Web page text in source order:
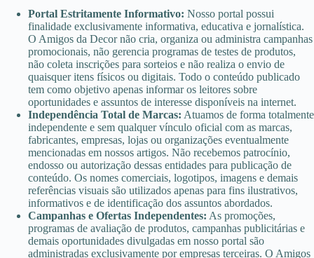
O funcionamento costuma ser bastante simples e intuitivo.
Após preencher algumas informações necessárias, os
sistemas realizam uma análise automática para verificar os
dados informados e gerar um retorno em poucos minutos.
Muitas plataformas modernas utilizam tecnologias avançadas
para otimizar o atendimento e tornar a experiência mais
rápida, permitindo que o usuário acompanhe o andamento da
solicitação de forma prática e organizada.
Além disso, o processo online permite mais comodidade para
quem precisa acessar informações importantes sem
depender de atendimento presencial ou horários específicos
de funcionamento.
Mais praticidade para o dia a dia
Portal Estritamente Informativo: Nosso portal possui
finalidade exclusivamente informativa, educativa e jornalística.
O Amigos da Decor não cria, organiza ou administra campanhas
promocionais, não gerencia programas de testes de produtos,
não coleta inscrições para sorteios e não realiza o envio de
quaisquer itens físicos ou digitais. Todo o conteúdo publicado
tem como objetivo apenas informar os leitores sobre
oportunidades e assuntos de interesse disponíveis na internet.
Independência Total de Marcas: Atuamos de forma totalmente
independente e sem qualquer vínculo oficial com as marcas,
fabricantes, empresas, lojas ou organizações eventualmente
mencionadas em nossos artigos. Não recebemos patrocínio,
endosso ou autorização dessas entidades para publicação de
conteúdo. Os nomes comerciais, logotipos, imagens e demais
referências visuais são utilizados apenas para fins ilustrativos,
informativos e de identificação dos assuntos abordados.
Campanhas e Ofertas Independentes: As promoções,
programas de avaliação de produtos, campanhas publicitárias e
demais oportunidades divulgadas em nosso portal são
administradas exclusivamente por empresas terceiras. O Amigos